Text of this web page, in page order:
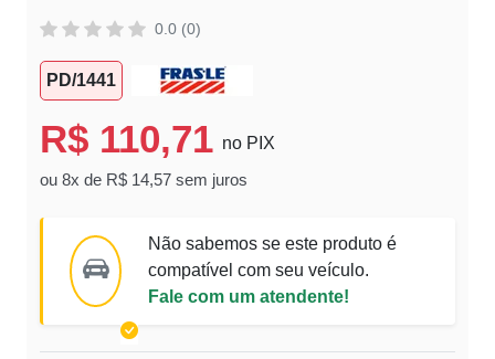
0.0 (0)
PD/1441
R$ 110,71 no PIX
ou 8x de R$ 14,57 sem juros
Não sabemos se este produto é
compatível com seu veículo.
Fale com um atendente!